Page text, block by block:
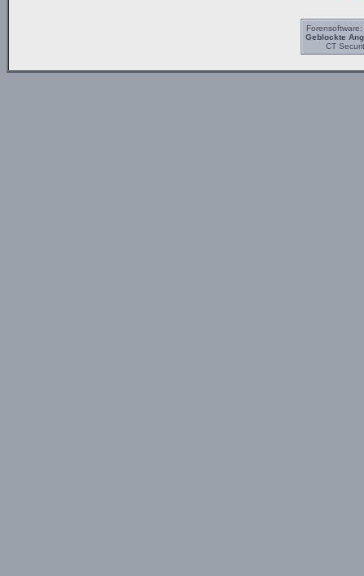
Forensoftware:
Geblockte
CT